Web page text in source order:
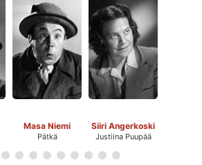
Masa Niemi
Pätkä
Siiri Angerkoski
Justiina Puupää